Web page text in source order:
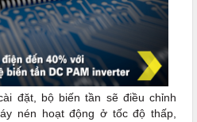
đặt, bộ biến tần sẽ điều chỉnh
nén hoạt động ở tốc độ thấp,